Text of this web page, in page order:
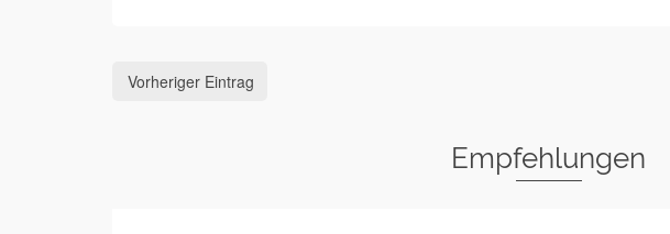
Vorheriger Eintrag
Empfehlungen